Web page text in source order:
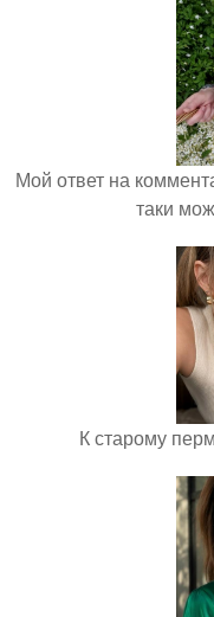
Мой ответ на
таки
К старому